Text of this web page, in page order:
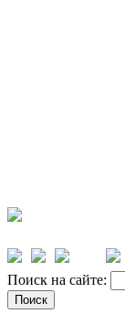
Поиск на сайте: